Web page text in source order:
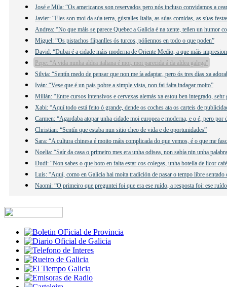
José e Mila: “Os americanos son reservados pero nós incluso convidamos a
Javier: “Eles son moi da súa terra, gústalles Italia, as súas comidas, as súas
Andrea: “No que máis se parece Quebec a Galicia é na xente, teñen un humor
Miguel: “Os pistachos flípanlles ós turcos, póñennos en todo o que poden”
David: “Dubai é a cidade máis moderna de Oriente Medio, a que máis
Pepe: “A vida nunha aldea italiana é moi, moi parecida á da aldea galega”
Silvia: “Sentín medo de pensar que non me ía adaptar, pero ós tres días xa
Iván: “Vese que é un país pobre a simple vista, non fai falta indagar moito”
Millán: “Entre cursos intensivos e cervexas alemás xa estou ben integrado, sehr
Xabi: “Aquí todo está feito ó grande, dende os coches ata os carteis de
Carmen: “Agardaba atopar unha cidade moi europea e moderna, e o é, pero por
Christian: “Sentín que estaba nun sitio cheo de vida e de oportunidades”
Sara: “A cultura chinesa é moito máis complicada do que vemos, é o que me
Noelia: “Saír da casa o primeiro mes era unha odisea, non sabía nin unha
Dudi: “Non sabes o que boto en falta estar cos colegas, unha botella de licor
Luís: “Aquí, como en Galicia hai moita tradición de pasar o tempo libre sentado
Naomi: “O primeiro que preguntei foi que era ese ruído, a resposta foi: ese